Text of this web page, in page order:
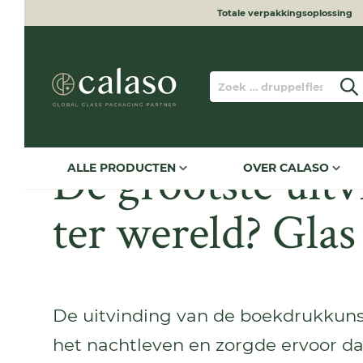
search Skip to main navigation
Totale verpakkingsoplossing
ALLE PRODUCTEN OVER CALASO
De grootste
ter wereld? Glas
De uitvinding van de
het nachtleven en zorgde ervoor